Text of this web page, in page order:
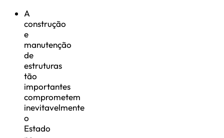
A
construção
e
manutenção
de
estruturas
tão
importantes
comprometem
inevitavelmente
o
Estado